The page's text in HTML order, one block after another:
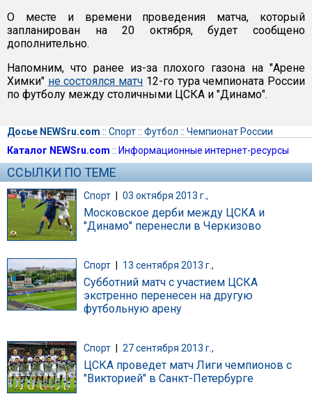
О месте и времени проведения матча, который
запланирован на 20 октября, будет сообщено
дополнительно.
Напомним, что ранее из-за плохого газона на "Арене
Химки" не состоялся матч 12-го тура чемпионата России
по футболу между столичными ЦСКА и "Динамо".
Досье NEWSru.com :: Спорт:: Футбол :: Чемпионат России
Каталог NEWSru.com :: Информационные интернет-ресурсы
ССЫЛКИ ПО ТЕМЕ
Спорт | 03 октября 2013 г.,
Московское дерби между ЦСКА и
"Динамо" перенесли в Черкизово
Спорт 13 сентября 2013 г.,
Субботний матч с участием ЦСКА
экстренно перенесен на другую
футбольную арену
Спорт 27 сентября 2013 г.,
ЦСКА проведет матч Лиги чемпионов с
"Викторией" в Санкт-Петербурге